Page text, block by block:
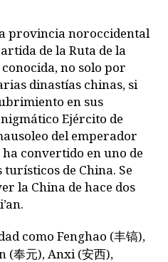
provincia noroccidental
de la Ruta de la
no solo por
dinastías chinas, si
en sus
Ejército de
del emperador
convertido en uno de
de China. Se
la China de hace dos
como Fenghao (丰镐),
(奉元), Anxi (安西),